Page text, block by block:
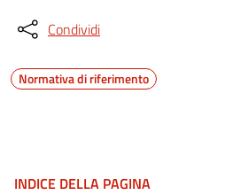
Condividi
Normativa di riferimento
INDICE DELLA PAGINA